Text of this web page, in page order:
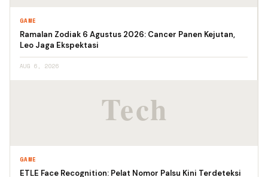
GAME
Ramalan Zodiak 6 Agustus 2026: Cancer Panen Kejutan,
Leo Jaga Ekspektasi
AUG 6, 2026
GAME
ETLE Face Recognition: Pelat Nomor Palsu Kini Terdeteksi